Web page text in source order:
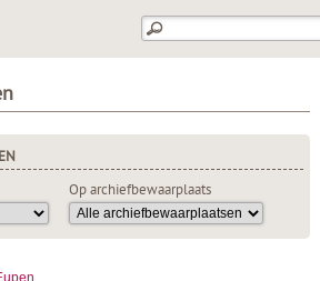
Op archiefbewaarplaats